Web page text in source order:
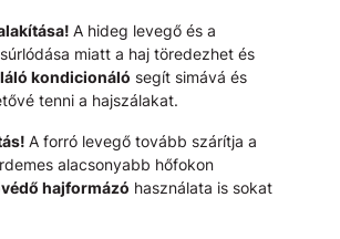
A hideg levegő és a
miatt a haj töredezhet és
kondicionáló segít simává és
tenni a hajszálakat.
A forró levegő tovább szárítja a
alacsonyabb hőfokon
hajformázó használata is sokat